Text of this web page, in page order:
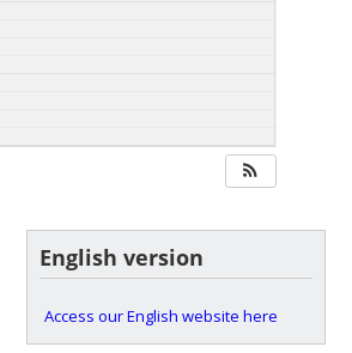
English version
Access our English website here